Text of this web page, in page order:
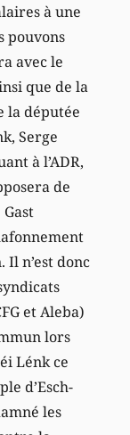
à une
pouvons
avec le
que de la
la députée
Serge
à l’ADR,
de
Il n’est donc
et Aleba)
lors
Lénk ce
d’Esch-
les